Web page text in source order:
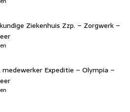
Ziekenhuis Zzp. – Zorgwerk –
Expeditie – Olympia –